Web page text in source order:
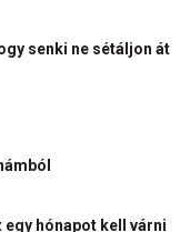
senki ne sétáljon át
hónapot kell várni